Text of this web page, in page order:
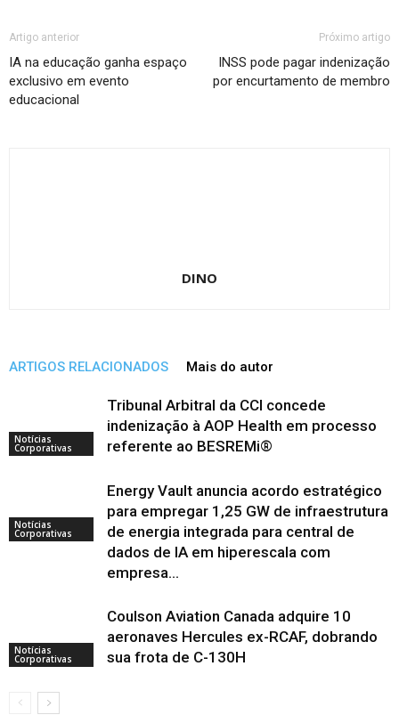
Artigo anterior
IA na educação ganha espaço
exclusivo em evento
educacional
Próximo artigo
INSS pode pagar indenização
por encurtamento de membro
DINO
ARTIGOS RELACIONADOS Mais do autor
Notícias
Corporativas
Tribunal Arbitral da CCI concede
indenização à AOP Health em processo
referente ao BESREMi®
Notícias
Corporativas
Energy Vault anuncia acordo estratégico
para empregar 1,25 GW de infraestrutura
de energia integrada para central de
dados de IA em hiperescala com
empresa...
Notícias
Corporativas
Coulson Aviation Canada adquire 10
aeronaves Hercules ex-RCAF, dobrando
sua frota de C-130H